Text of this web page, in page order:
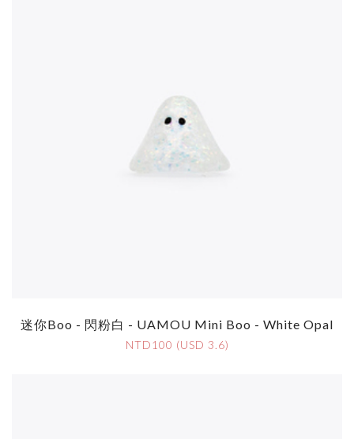
迷你Boo - 閃粉白 - UAMOU Mini Boo - White Opal
NTD100 (USD 3.6)